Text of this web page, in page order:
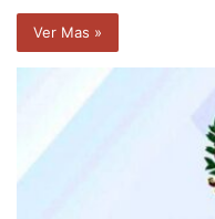
Ver Mas »